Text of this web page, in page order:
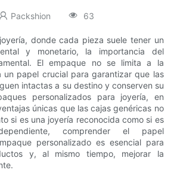
Packshion 63
donde cada pieza suele tener un
y monetario, la importancia del
El empaque no se limita a la
un papel crucial para garantizar que las
intactas a su destino y conserven su
personalizados para joyería, en
únicas que las cajas genéricas no
si es una joyería reconocida como si es
comprender el papel
personalizado es esencial para
y, al mismo tiempo, mejorar la